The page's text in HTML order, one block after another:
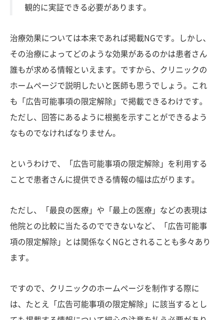
観的に実証できる必要があります。
治療効果については本来であれば掲載NGです。しかし、
その治療によってどのような効果があるのかは患者さん
誰もが求める情報といえます。ですから、クリニックの
ホームページで説明したいと医師も思うでしょう。これ
も「広告可能事項の限定解除」で掲載できるわけです。
ただし、回答にあるように根拠を示すことができるよう
なものでなければなりません。
というわけで、「広告可能事項の限定解除」を利用する
ことで患者さんに提供できる情報の幅は広がります。
ただし、「最良の医療」や「最上の医療」などの表現は
他院との比較に当たるのでできないなど、「広告可能事
項の限定解除」とは関係なくNGとされることも多々あり
ます。
ですので、クリニックのホームページを制作する際に
は、たとえ「広告可能事項の限定解除」に該当するとし